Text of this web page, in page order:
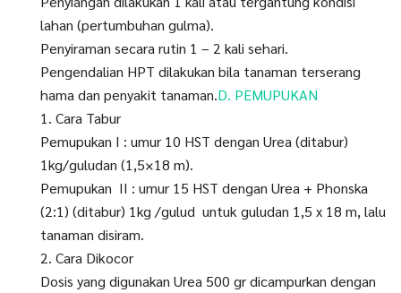
lahan (pertumbuhan gulma).
Penyiraman secara rutin 1 – 2 kali sehari.
Pengendalian HPT dilakukan bila tanaman terserang
hama dan penyakit tanaman.D. PEMUPUKAN
1. Cara Tabur
Pemupukan I : umur 10 HST dengan Urea (ditabur)
1kg/guludan (1,5×18 m).
Pemupukan II : umur 15 HST dengan Urea + Phonska
(2:1) (ditabur) 1kg /gulud untuk guludan 1,5 x 18 m, lalu
tanaman disiram.
2. Cara Dikocor
Dosis yang digunakan Urea 500 gr dicampurkan dengan